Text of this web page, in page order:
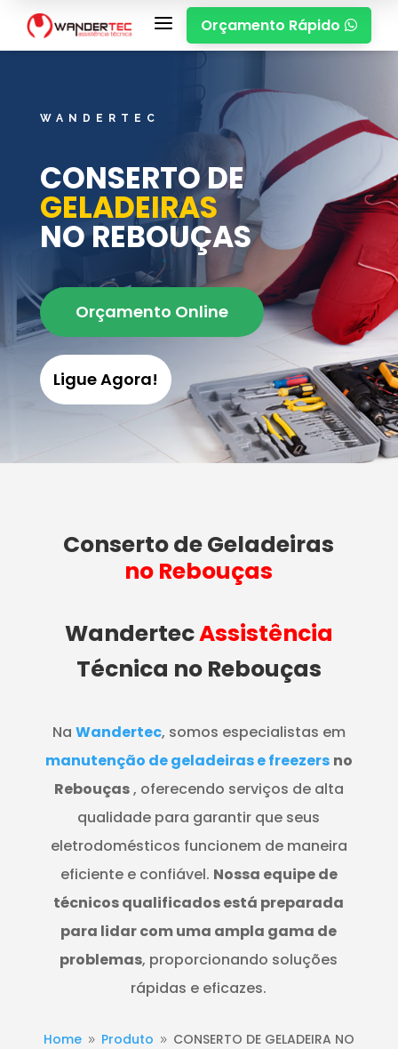
a Orçamento Rápido 
WANDERTEC
CONSERTO DE
GELADEIRAS
NO REBOUÇAS
Orçamento Online
Ligue Agora!
Conserto de Geladeiras
no Rebouças
WandertecAssistência
Técnica no Rebouças
Na Wandertec, somos especialistas em
manutenção de geladeiras e freezers no
Rebouças, oferecendo serviços de alta
qualidade para garantir que seus
eletrodomésticos funcionem de maneira
eficiente e confiável. Nossa equipe de
técnicos qualificados está preparada
para lidar com uma ampla gama de
problemas, proporcionando soluções
rápidas e eficazes.
Home 9 Produto 9 CONSERTO DE GELADEIRA NO